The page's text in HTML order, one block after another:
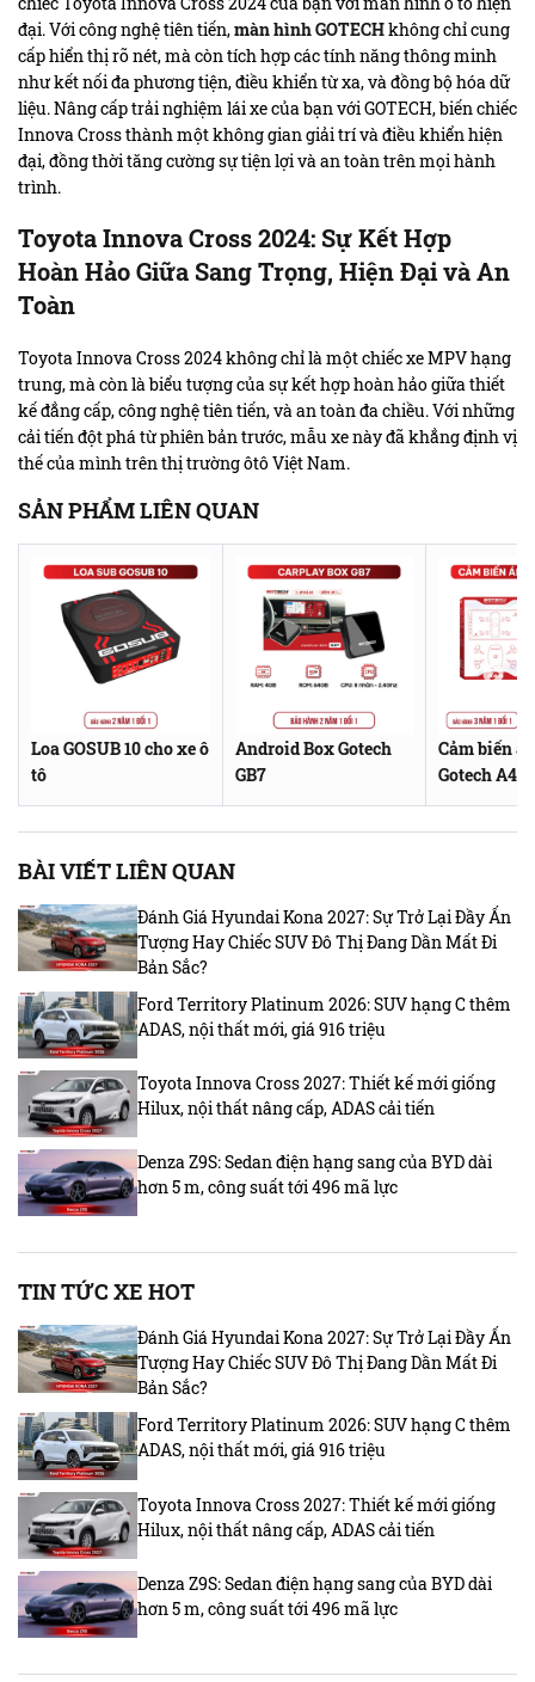
đại. Với công nghệ tiên tiến,màn hình GOTECHkhông chỉ cung
cấp hiển thị rõ nét, mà còn tích hợp các tính năng thông minh
như kết nối đa phương tiện, điều khiển từ xa, và đồng bộ hóa dữ
liệu. Nâng cấp trải nghiệm lái xe của bạn với GOTECH, biến chiếc
Innova Cross thành một không gian giải trí và điều khiển hiện
đại, đồng thời tăng cường sự tiện lợi và an toàn trên mọi hành
trình.
Toyota Innova Cross 2024: Sự Kết Hợp
Hoàn Hảo Giữa Sang Trọng, Hiện Đại và An
Toàn
Toyota Innova Cross 2024 không chỉ là một chiếc xe MPV hạng
trung, mà còn là biểu tượng của sự kết hợp hoàn hảo giữa thiết
kế đẳng cấp, công nghệ tiên tiến, và an toàn đa chiều. Với những
cải tiến đột phá từ phiên bản trước, mẫu xe này đã khẳng định vị
thế của mình trên thị trường ôtô Việt Nam.
SẢN PHẨM LIÊN QUAN
Loa GOSUB 10 cho xe ô
tô
Android Box Gotech
GB7
Cảm biến
Gotech A4A
BÀI VIẾT LIÊN QUAN
Đánh Giá Hyundai Kona 2027: Sự Trở Lại Đầy Ấn
Tượng Hay Chiếc SUV Đô Thị Đang Dần Mất Đi
Bản Sắc?
Ford Territory Platinum 2026: SUV hạng C thêm
ADAS, nội thất mới, giá 916 triệu
Toyota Innova Cross 2027: Thiết kế mới giống
Hilux, nội thất nâng cấp, ADAS cải tiến
Denza Z9S: Sedan điện hạng sang của BYD dài
hơn 5 m, công suất tới 496 mã lực
TIN TỨC XE HOT
Đánh Giá Hyundai Kona 2027: Sự Trở Lại Đầy Ấn
Tượng Hay Chiếc SUV Đô Thị Đang Dần Mất Đi
Bản Sắc?
Ford Territory Platinum 2026: SUV hạng C thêm
ADAS, nội thất mới, giá 916 triệu
Toyota Innova Cross 2027: Thiết kế mới giống
Hilux, nội thất nâng cấp, ADAS cải tiến
Denza Z9S: Sedan điện hạng sang của BYD dài
hơn 5 m, công suất tới 496 mã lực